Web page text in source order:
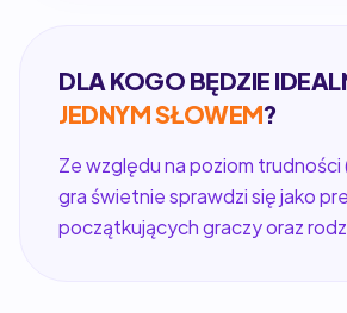
DLA KOGO BĘDZIE
JEDNYM SŁOWEM?
Ze względu na poziom trudności
gra świetnie sprawdzi się jako
początkujących graczy oraz